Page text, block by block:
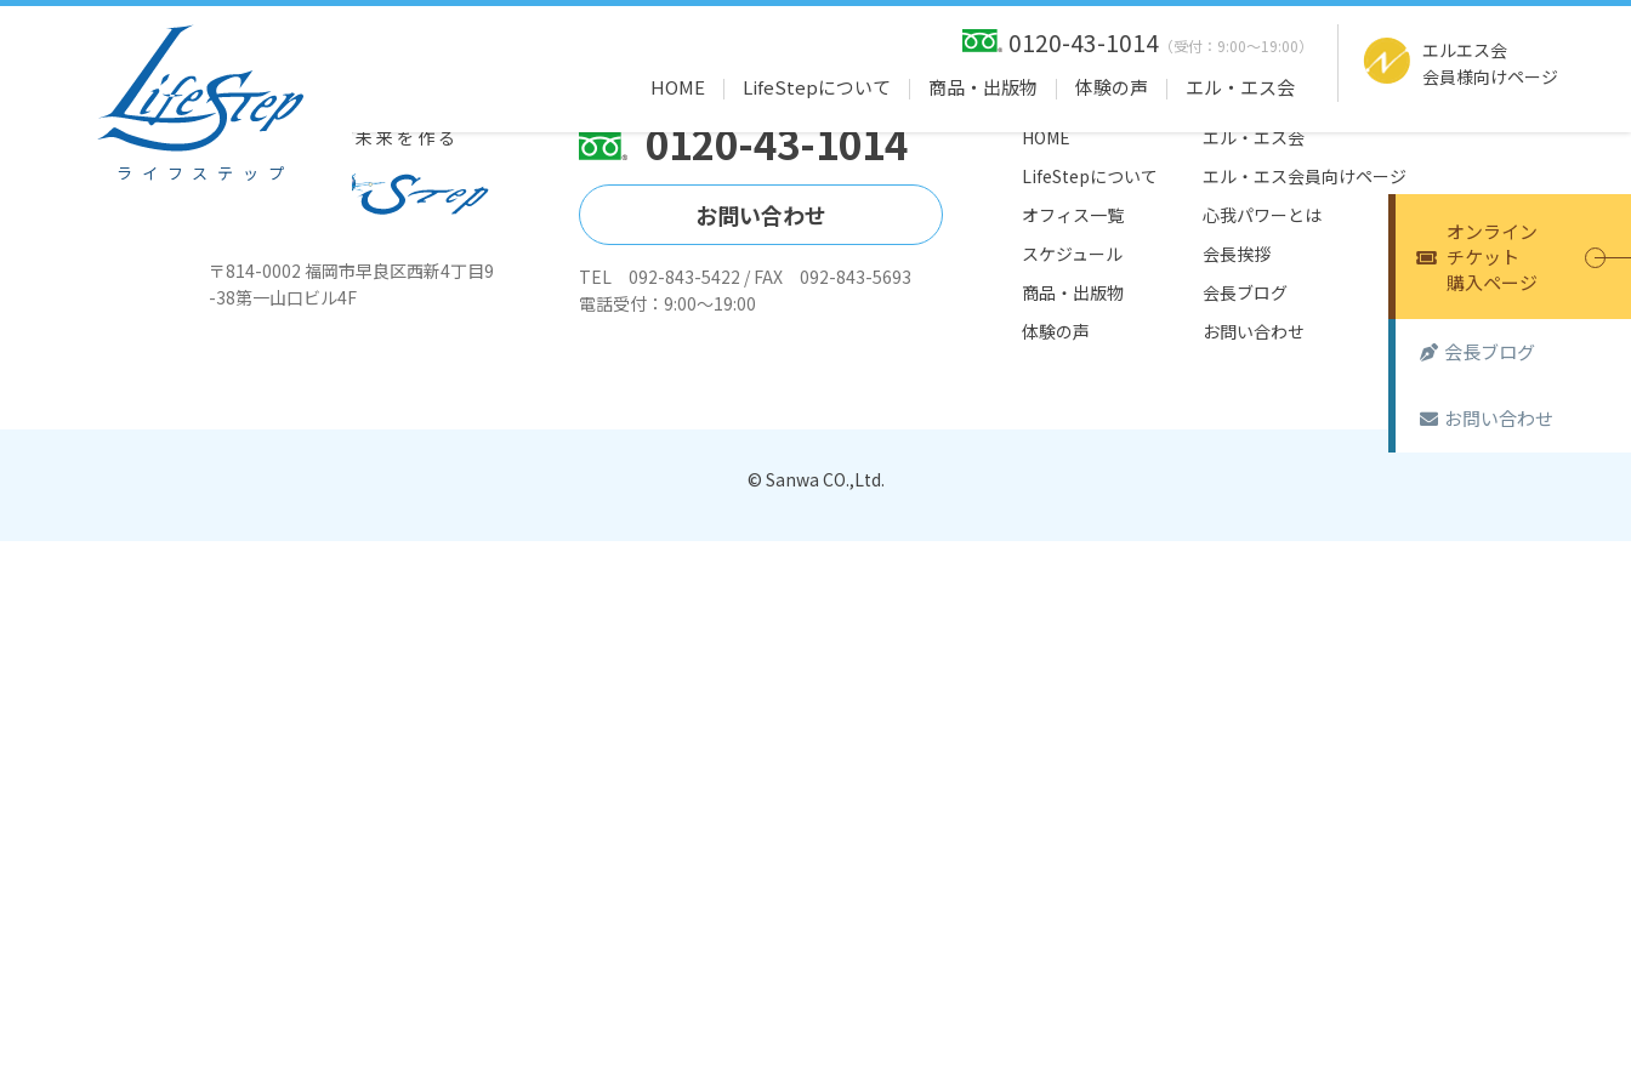
ライフステップ
0120-43-1014
HOME LifeStepについて 商品・出版物 体験の声 エル・エス会
エルエス会
会員様向けページ
オンライン
チケット
購入ページ
会長ブログ
お問い合わせ
6/29 本部は説明と体験の会、八幡オフィスはウェル戸畑でセミナーです
豊かな心が未来を作る
〒814-0002 福岡市早良区西新4丁目9
-38第一山口ビル4F
0120-43-1014
お問い合わせ
TEL 092-843-5422 / FAX 092-843-5693
電話受付：9:00～19:00
HOME
エル・エス会
LifeStepについて
エル・エス会員向けページ
オフィス一覧
心我パワーとは
スケジュール
会長挨拶
商品・出版物
会長ブログ
体験の声
お問い合わせ
© Sanwa CO.,Ltd.